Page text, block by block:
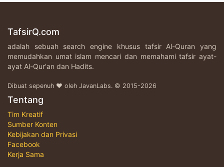
TafsirQ.com
adalah sebuah search engine khusus tafsir Al-Quran yang
memudahkan umat islam mencari dan memahami tafsir ayat-
ayat Al-Qur'an dan Hadits.
Dibuat sepenuh ♥ oleh JavanLabs. © 2015-2026
Tentang
Tim Kreatif
Sumber Konten
Kebijakan dan Privasi
Facebook
Kerja Sama